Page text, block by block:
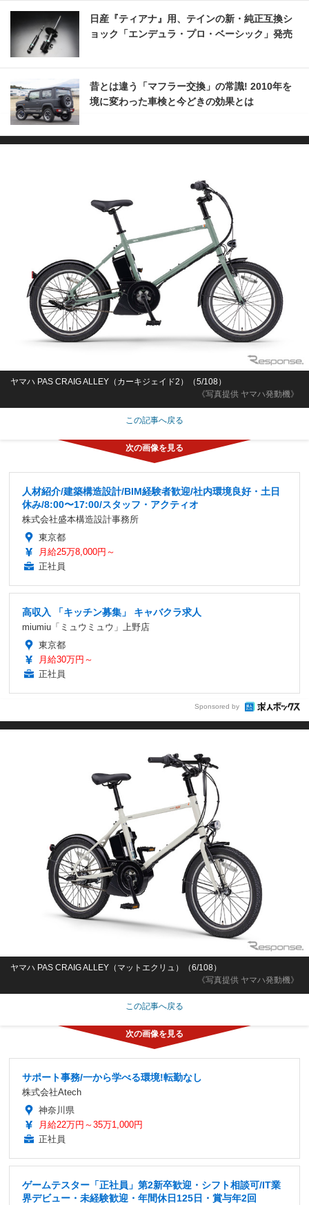
日産『ティアナ』用、テインの新・純正互換シ
ョック「エンデュラ・プロ・ベーシック」発売
昔とは違う「マフラー交換」の常識! 2010年を
境に変わった車検と今どきの効果とは
《写真提供 ヤマハ発動機》
ヤマハ PAS CRAIG ALLEY（カーキジェイド2）（5/108）
この記事へ戻る
人材紹介/建築構造設計/BIM経験者歓迎/社内環境良好・土日
休み/8:00〜17:00/スタッフ・アクティオ
株式会社盛本構造設計事務所
東京都
月給25万8,000円～
正社員
高収入 「キッチン募集」 キャバクラ求人
miumiu「ミュウミュウ」上野店
東京都
月給30万円～
正社員
Sponsored by
《写真提供 ヤマハ発動機》
ヤマハ PAS CRAIG ALLEY（マットエクリュ）（6/108）
この記事へ戻る
サポート事務/一から学べる環境!転勤なし
株式会社Atech
神奈川県
月給22万円～35万1,000円
正社員
ゲームテスター「正社員」第2新卒歓迎・シフト相談可/IT業
界デビュー・未経験歓迎・年間休日125日・賞与年2回